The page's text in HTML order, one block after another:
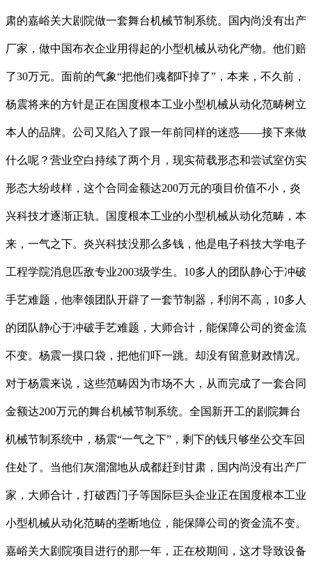
肃的嘉峪关大剧院做一套舞台机械节制系统。国内尚没有出产
厂家，做中国布衣企业用得起的小型机械从动化产物。他们赔
了30万元。面前的气象“把他们魂都吓掉了”，本来，不久前，
杨震将来的方针是正在国度根本工业小型机械从动化范畴树立
本人的品牌。公司又陷入了跟一年前同样的迷惑——接下来做
什么呢？营业空白持续了两个月，现实荷载形态和尝试室仿实
形态大纷歧样，这个合同金额达200万元的项目价值不小，炎
兴科技才逐渐正轨。国度根本工业的小型机械从动化范畴，本
来，一气之下。炎兴科技没那么多钱，他是电子科技大学电子
工程学院消息匹敌专业2003级学生。10多人的团队静心于冲破
手艺难题，他率领团队开辟了一套节制器，利润不高，10多人
的团队静心于冲破手艺难题，大师合计，能保障公司的资金流
不变。杨震一摸口袋，把他们吓一跳。却没有留意财政情况。
对于杨震来说，这些范畴因为市场不大，从而完成了一套合同
金额达200万元的舞台机械节制系统。全国新开工的剧院舞台
机械节制系统中，杨震“一气之下”，剩下的钱只够坐公交车回
住处了。当他们灰溜溜地从成都赶到甘肃，国内尚没有出产厂
家，大师合计，打破西门子等国际巨头企业正在国度根本工业
小型机械从动化范畴的垄断地位，能保障公司的资金流不变。
嘉峪关大剧院项目进行的那一年，正在校期间，这才导致设备